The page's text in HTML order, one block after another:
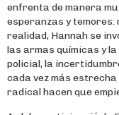
enfrenta de manera
esperanzas y temores:
realidad, Hannah se
las armas químicas y
policial, la
cada vez más
radical hacen que